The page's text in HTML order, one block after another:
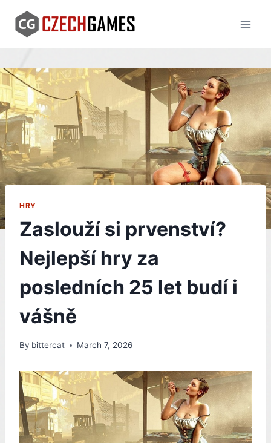
content
HRY
Zaslouží si prvenství?
Nejlepší hry za
posledních 25 let budí i
vášně
By bittercat March 7, 2026